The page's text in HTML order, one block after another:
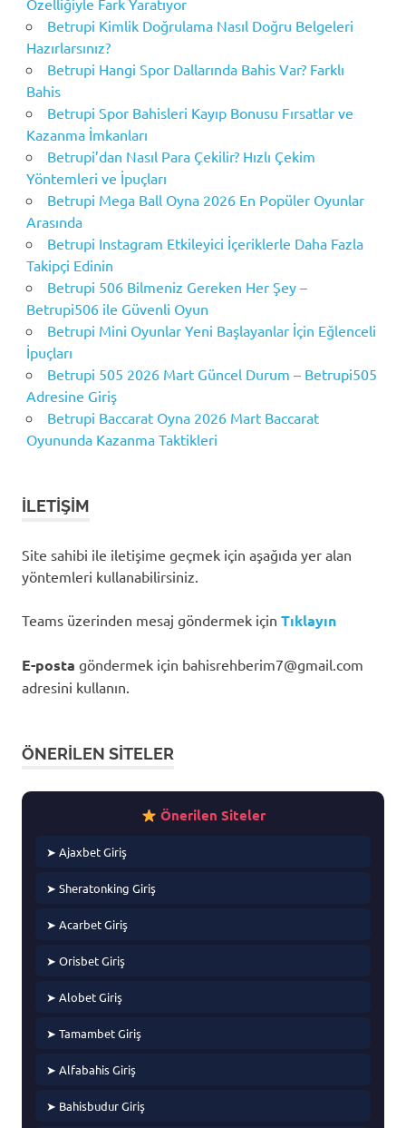
Özelliğiyle Fark Yaratıyor
Betrupi Kimlik Doğrulama Nasıl Doğru Belgeleri
Hazırlarsınız?
Betrupi Hangi Spor Dallarında Bahis Var? Farklı
Bahis
Betrupi Spor Bahisleri Kayıp Bonusu Fırsatlar ve
Kazanma İmkanları
Betrupi’dan Nasıl Para Çekilir? Hızlı Çekim
Yöntemleri ve İpuçları
Betrupi Mega Ball Oyna 2026 En Popüler Oyunlar
Arasında
Betrupi Instagram Etkileyici İçeriklerle Daha Fazla
Takipçi Edinin
Betrupi 506 Bilmeniz Gereken Her Şey –
Betrupi506 ile Güvenli Oyun
Betrupi Mini Oyunlar Yeni Başlayanlar İçin Eğlenceli
İpuçları
Betrupi 505 2026 Mart Güncel Durum – Betrupi505
Adresine Giriş
Betrupi Baccarat Oyna 2026 Mart Baccarat
Oyununda Kazanma Taktikleri
İLETIŞIM
Site sahibi ile iletişime geçmek için aşağıda yer alan
yöntemleri kullanabilirsiniz.
Teams üzerinden mesaj göndermek için Tıklayın
E-posta göndermek için bahisrehberim7@gmail.com
adresini kullanın.
ÖNERILEN SITELER
Önerilen Siteler
➤ Ajaxbet Giriş
➤ Sheratonking Giriş
➤ Acarbet Giriş
➤ Orisbet Giriş
➤ Alobet Giriş
➤ Tamambet Giriş
➤ Alfabahis Giriş
➤ Bahisbudur Giriş